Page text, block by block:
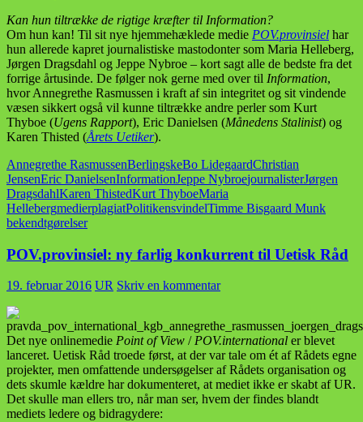
Kan hun tiltrække de rigtige kræfter til Information?
Om hun kan! Til sit nye hjemmehæklede medie POV.provinsiel har
hun allerede kapret journalistiske mastodonter som Maria Helleberg,
Jørgen Dragsdahl og Jeppe Nybroe – kort sagt alle de bedste fra det
forrige årtusinde. De følger nok gerne med over til Information,
hvor Annegrethe Rasmussen i kraft af sin integritet og sit vindende
væsen sikkert også vil kunne tiltrække andre perler som Kurt
Thyboe (Ugens Rapport), Eric Danielsen (Månedens Stalinist) og
Karen Thisted (Årets Uetiker).
Annegrethe RasmussenBerlingskeBo LidegaardChristian
JensenEric DanielsenInformationJeppe NybroejournalisterJørgen
DragsdahlKaren ThistedKurt ThyboeMaria
HellebergmedierplagiatPolitikensvindelTimme Bisgaard Munk
bekendtgørelser
POV.provinsiel: ny farlig konkurrent til Uetisk Råd
19. februar 2016 UR Skriv en kommentar
Det nye onlinemedie Point of View / POV.international er blevet
lanceret. Uetisk Råd troede først, at der var tale om ét af Rådets egne
projekter, men omfattende undersøgelser af Rådets organisation og
dets skumle kældre har dokumenteret, at mediet ikke er skabt af UR.
Det skulle man ellers tro, når man ser, hvem der findes blandt
mediets ledere og bidragydere: